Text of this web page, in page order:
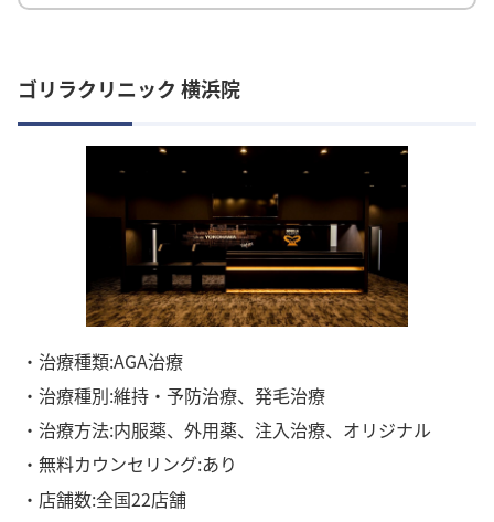
ゴリラクリニック 横浜院
・治療種類:AGA治療
・治療種別:維持・予防治療、発毛治療
・治療方法:内服薬、外用薬、注入治療、オリジナル
・無料カウンセリング:あり
・店舗数:全国22店舗